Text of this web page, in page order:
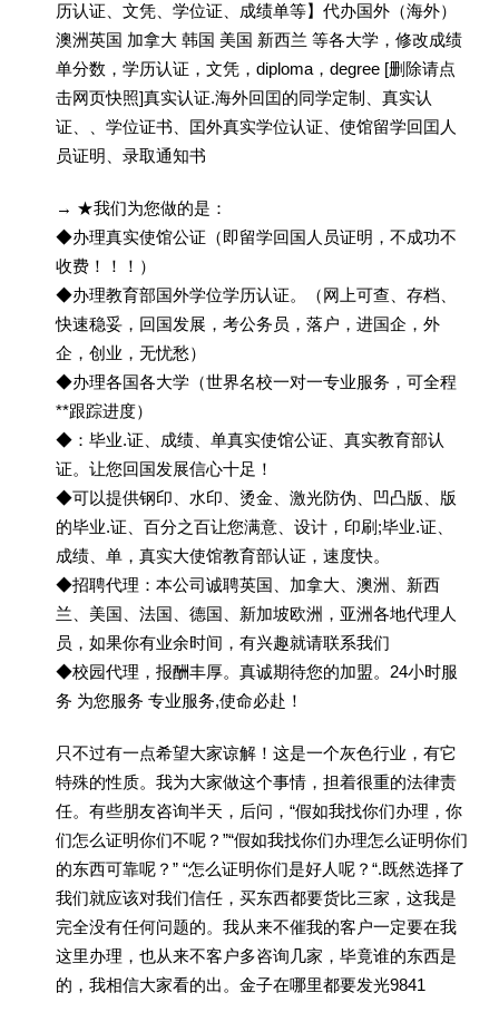
历认证、文凭、学位证、成绩单等】代办国外（海外）
澳洲英国 加拿大 韩国 美国 新西兰 等各大学，修改成绩
单分数，学历认证，文凭，diploma，degree [删除请点
击网页快照]真实认证.海外回囯的同学定制、真实认
证、、学位证书、囯外真实学位认证、使馆留学回囯人
员证明、录取通知书
→ ★我们为您做的是：
◆办理真实使馆公证（即留学回国人员证明，不成功不
收费！！！）
◆办理教育部国外学位学历认证。（网上可查、存档、
快速稳妥，回国发展，考公务员，落户，进国企，外
企，创业，无忧愁）
◆办理各国各大学（世界名校一对一专业服务，可全程
**跟踪进度）
◆：毕业.证、成绩、单真实使馆公证、真实教育部认
证。让您回国发展信心十足！
◆可以提供钢印、水印、烫金、激光防伪、凹凸版、版
的毕业.证、百分之百让您满意、设计，印刷;毕业.证、
成绩、单，真实大使馆教育部认证，速度快。
◆招聘代理：本公司诚聘英国、加拿大、澳洲、新西
兰、美国、法国、德国、新加坡欧洲，亚洲各地代理人
员，如果你有业余时间，有兴趣就请联系我们
◆校园代理，报酬丰厚。真诚期待您的加盟。24小时服
务 为您服务 专业服务,使命必赴！
只不过有一点希望大家谅解！这是一个灰色行业，有它
特殊的性质。我为大家做这个事情，担着很重的法律责
任。有些朋友咨询半天，后问，“假如我找你们办理，你
们怎么证明你们不呢？”“假如我找你们办理怎么证明你们
的东西可靠呢？” “怎么证明你们是好人呢？“.既然选择了
我们就应该对我们信任，买东西都要货比三家，这我是
完全没有任何问题的。我从来不催我的客户一定要在我
这里办理，也从来不客户多咨询几家，毕竟谁的东西是
的，我相信大家看的出。金子在哪里都要发光9841